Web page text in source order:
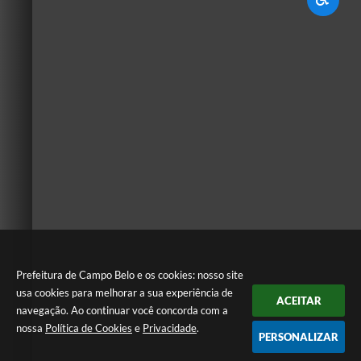
Prefeitura de Campo Belo e os cookies: nosso site
usa cookies para melhorar a sua experiência de
navegação. Ao continuar você concorda com a
nossa Política de Cookies e Privacidade.
ACEITAR
PERSONALIZAR